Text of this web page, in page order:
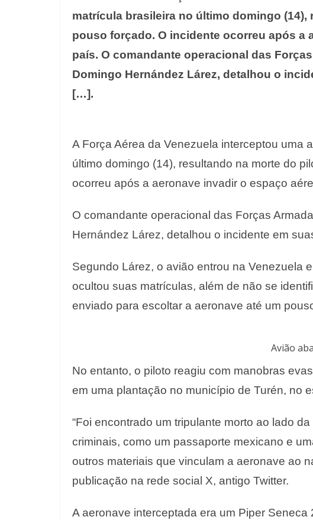
matrícula brasileira no último domingo
pouso forçado. O incidente ocorreu após a
país. O comandante operacional das
Domingo Hernández Lárez, detalhou o
[…].
A Força Aérea da Venezuela interceptou uma
último domingo (14), resultando na morte do
ocorreu após a aeronave invadir o espaço
O comandante operacional das Forças
Hernández Lárez, detalhou o incidente em
Segundo Lárez, o avião entrou na Venezuela
ocultou suas matrículas, além de não se
enviado para escoltar a aeronave até um
Avião
No entanto, o piloto reagiu com manobras
em uma plantação no município de Turén, no
“Foi encontrado um tripulante morto ao lado
criminais, como um passaporte mexicano e
outros materiais que vinculam a aeronave ao
publicação na rede social X, antigo Twitter.
A aeronave interceptada era um Piper Seneca